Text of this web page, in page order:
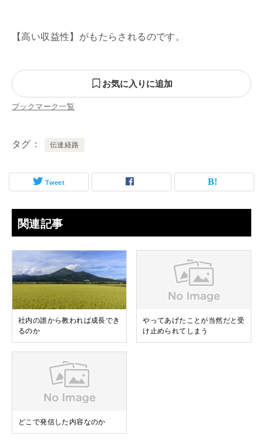
【高い収益性】がもたらされるのです。
お気に入りに追加
ブックマーク一覧
タグ 伝達経路
Tweet
関連記事
社内の誰から教われば成長でき
るのか
やってあげたことが当然だと受
け止められてしまう
どこで発信した内容なのか